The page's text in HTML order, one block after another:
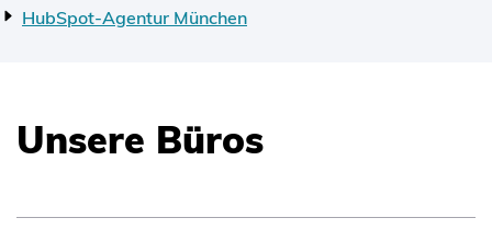
HubSpot-Agentur München
Unsere Büros